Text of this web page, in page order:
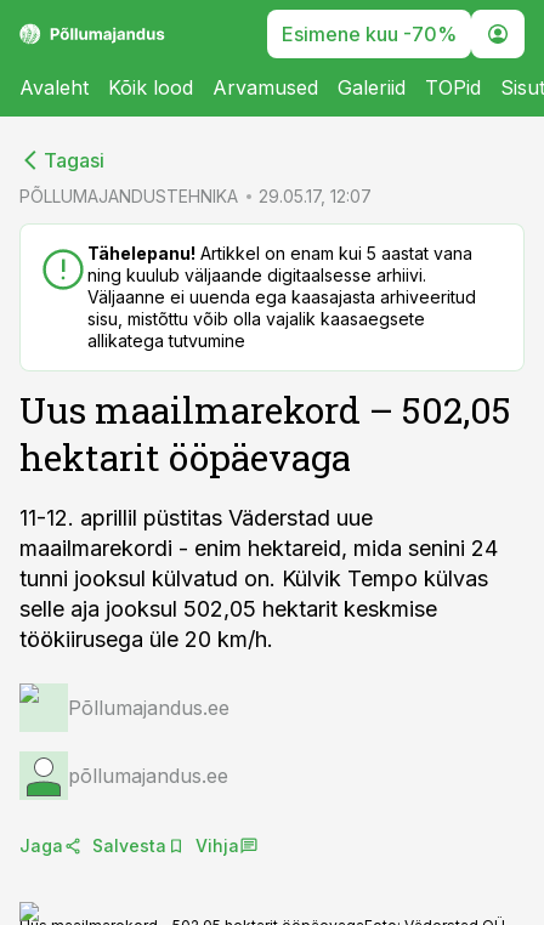
Esimene kuu -70%
Avaleht Kõik lood Arvamused Galeriid TOPid
Tagasi
PÕLLUMAJANDUSTEHNIKA 29.05.17, 12:07
Tähelepanu! Artikkel on enam kui 5 aastat vana
ning kuulub väljaande digitaalsesse arhiivi.
Väljaanne ei uuenda ega kaasajasta arhiveeritud
sisu, mistõttu võib olla vajalik kaasaegsete
allikatega tutvumine
Uus maailmarekord – 502,05
hektarit ööpäevaga
11-12. aprillil püstitas Väderstad uue
maailmarekordi - enim hektareid, mida senini 24
tunni jooksul külvatud on. Külvik Tempo külvas
selle aja jooksul 502,05 hektarit keskmise
töökiirusega üle 20 km/h.
Põllumajandus.ee
põllumajandus.ee
Jaga Salvesta Vihja